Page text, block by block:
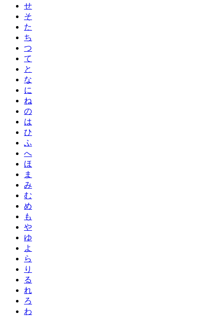
せ
そ
た
ち
つ
て
と
な
に
ね
の
は
ひ
ふ
へ
ほ
ま
み
む
め
も
や
ゆ
よ
ら
り
る
れ
ろ
わ